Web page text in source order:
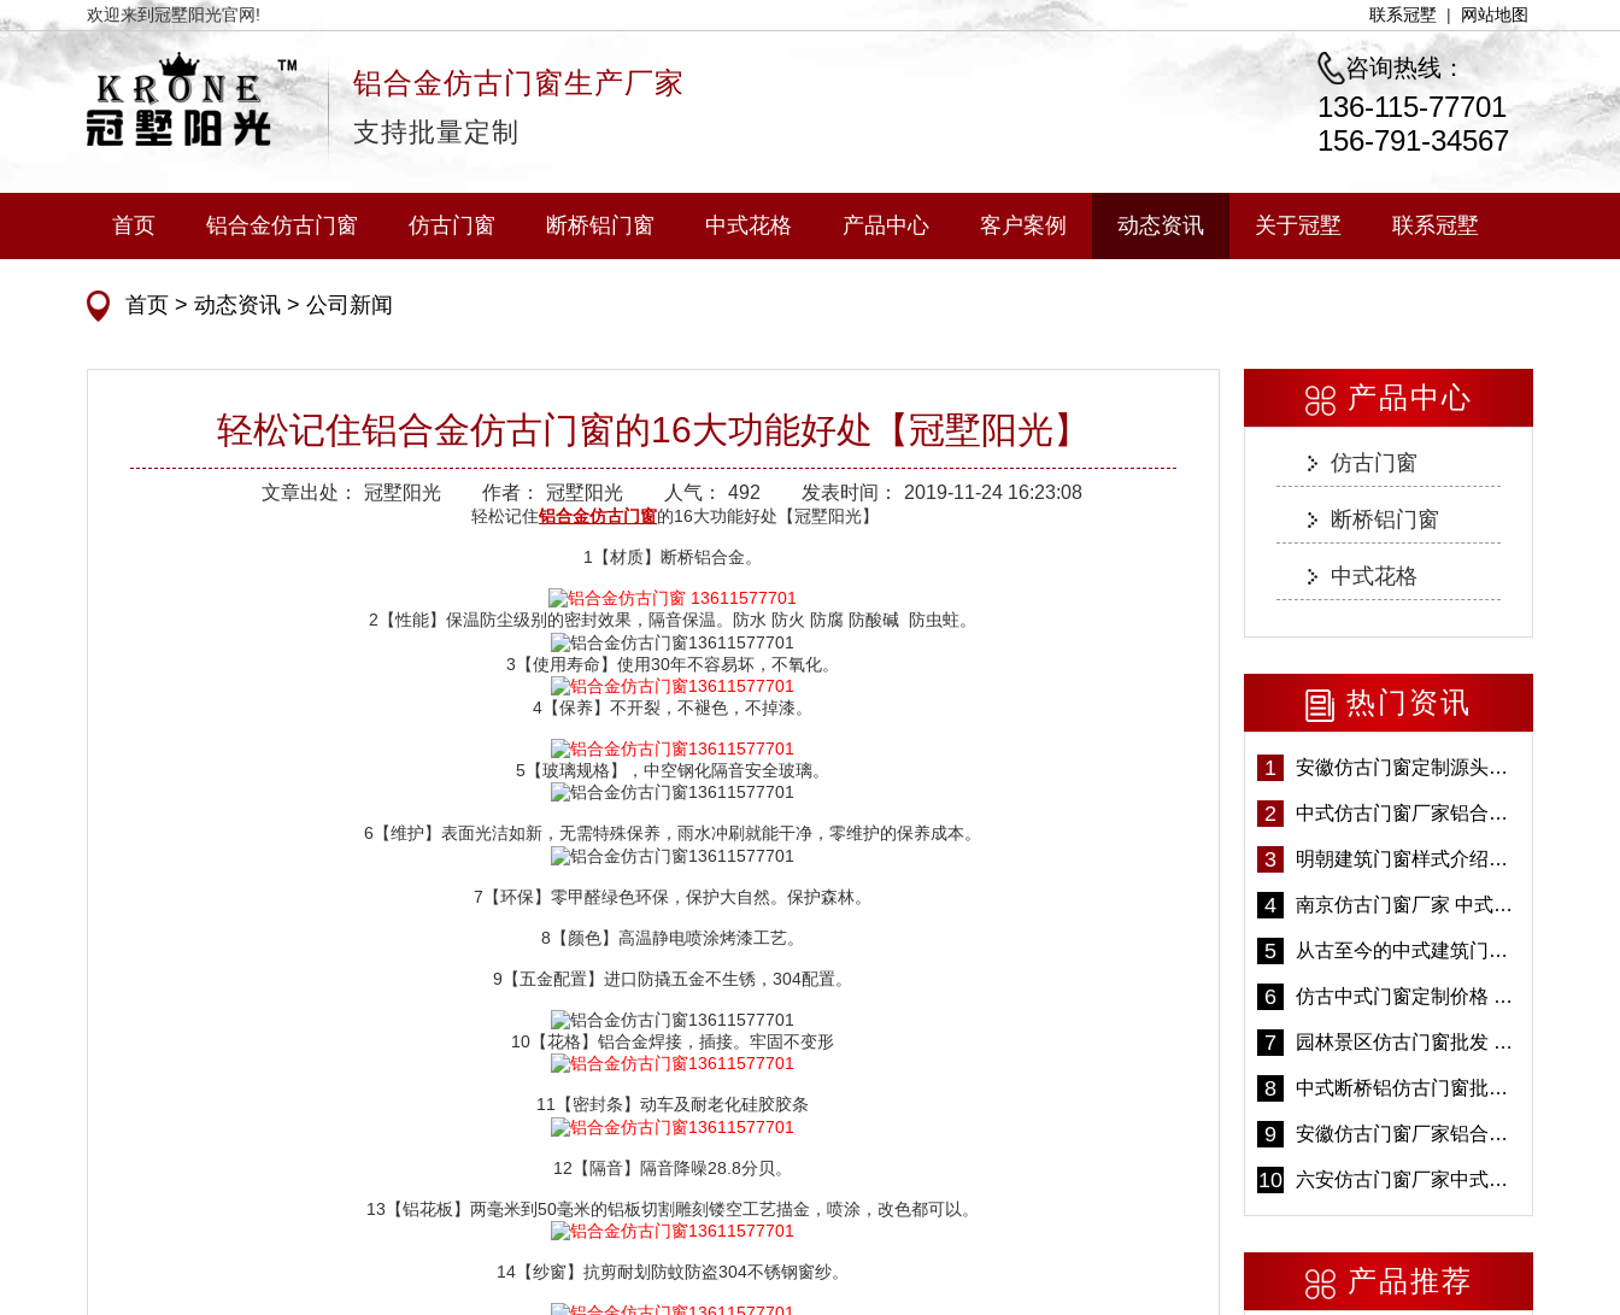
欢迎来到冠墅阳光官网! 联系冠墅 | 网站地图
铝合金仿古门窗生产厂家
支持批量定制
咨询热线：
136-115-77701
156-791-34567
首页 铝合金仿古门窗 仿古门窗 断桥铝门窗 中式花格 产品中心 客户案例 动态资讯 关于冠墅 联系冠墅
首页 > 动态资讯 > 公司新闻
轻松记住铝合金仿古门窗的16大功能好处【冠墅阳光】
文章出处： 冠墅阳光 作者： 冠墅阳光 人气： 492 发表时间： 2019-11-24 16:23:08
轻松记住铝合金仿古门窗的16大功能好处【冠墅阳光】
1【材质】断桥铝合金。
2【性能】 保温防尘级别的密封效果，隔音保温。防水 防火 防腐 防酸碱 防虫蛀。
3【使用寿命】使用30年不容易坏，不氧化。
4【保养】不开裂，不褪色，不掉漆。
5【玻璃规格】，中空钢化隔音安全玻璃。
6【维护】表面光洁如新，无需特殊保养，雨水冲刷就能干净，零维护的保养成本。
7【环保】零甲醛绿色环保，保护大自然。保护森林。
8【颜色】高温静电喷涂烤漆工艺。
9【五金配置】进口防撬五金不生锈，304配置。
10【花格】铝合金焊接，插接。牢固不变形
11【密封条】动车及耐老化硅胶胶条
12【隔音】隔音降噪28.8分贝。
13【铝花板】两毫米到50毫米的铝板切割雕刻镂空工艺描金，喷涂，改色都可以。
14【纱窗】抗剪耐划防蚊防盗304不锈钢窗纱。
产品中心
仿古门窗
断桥铝门窗
中式花格
热门资讯
1 安徽仿古门窗定制源头厂家 好打理免维护-冠墅阳光
2 中式仿古门窗厂家铝合金仿古门窗定制 5年质保
3 明朝建筑门窗样式介绍——冠墅阳光
4 南京仿古门窗厂家 中式仿古门窗定制 节能防水
5 从古至今的中式建筑门窗到底有多美「冠墅阳光」
6 仿古中式门窗定制价格 铝合金仿古门窗报价
7 园林景区仿古门窗批发 铝合金仿古门窗采购-冠墅阳光
8 中式断桥铝仿古门窗批发 冠墅阳光仿古门窗 6000平米实体工厂
9 安徽仿古门窗厂家铝合金仿古门窗批发 免费设计出货快
10 六安仿古门窗厂家中式仿古门窗制作 6000平米源头厂家
产品推荐